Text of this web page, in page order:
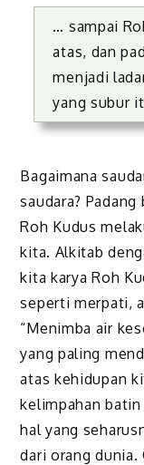
… sampai
atas, dan
menjadi
yang subur
Bagaimana
saudara?
Roh Kudus
kita. Alkitab
kita karya Roh
seperti merpati,
“Menimba air
yang paling
atas kehidupan
kelimpahan
hal yang
dari orang dunia.